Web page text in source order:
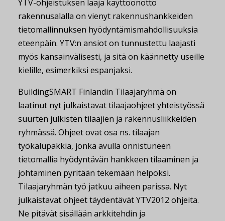
YTV-ohjeistuksen laaja käyttöönotto
rakennusalalla on vienyt rakennushankkeiden
tietomallinnuksen hyödyntämismahdollisuuksia
eteenpäin. YTV:n ansiot on tunnustettu laajasti
myös kansainvälisesti, ja sitä on käännetty useille
kielille, esimerkiksi espanjaksi.
BuildingSMART Finlandin Tilaajaryhmä on
laatinut nyt julkaistavat tilaajaohjeet yhteistyössä
suurten julkisten tilaajien ja rakennusliikkeiden
ryhmässä. Ohjeet ovat osa ns. tilaajan
työkalupakkia, jonka avulla onnistuneen
tietomallia hyödyntävän hankkeen tilaaminen ja
johtaminen pyritään tekemään helpoksi.
Tilaajaryhmän työ jatkuu aiheen parissa. Nyt
julkaistavat ohjeet täydentävät YTV2012 ohjeita.
Ne pitävät sisällään arkkitehdin ja